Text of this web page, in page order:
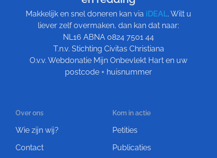
Makkelijk en snel doneren kan via iDEAL. Wilt u
liever zelf overmaken, dan kan dat naar:
NL16 ABNA 0824 7501 44
T.n.v. Stichting Civitas Christiana
O.v.v. Webdonatie Mijn Onbevlekt Hart en uw
postcode + huisnummer
Over ons
Wie zijn wij?
Contact
Kom in actie
Petities
Publicaties